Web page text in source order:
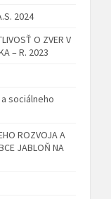
2024
O ZVER V
– R. 2023
sociálneho
ROZVOJA A
JABLOŇ NA